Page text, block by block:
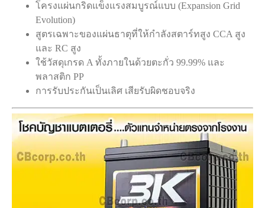
โครงแผ่นกริดแข็งแรงสมบูรณ์แบบ (Expansion Grid
Evolution)
สูตรเฉพาะของแผ่นธาตุที่ให้กำลังสตาร์ทสูง CCA สูง
และ RC สูง
ใช้วัสดุเกรด A ทั้งภายในด้วยตะกั่ว 99.99% และ
พลาสติก PP
การรับประกันเป็นเลิศ เสียรับผิดชอบจริง